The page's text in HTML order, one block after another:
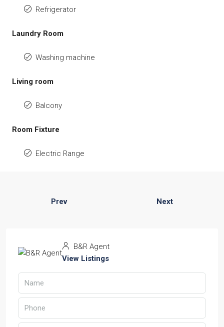
Refrigerator
Laundry Room
Washing machine
Living room
Balcony
Room Fixture
Electric Range
Prev Next
B&R Agent
View Listings